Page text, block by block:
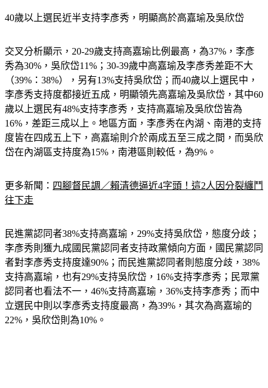
40歲以上選民近半支持李彥秀，明顯高於高嘉瑜及吳欣岱
交叉分析顯示，20-29歲支持高嘉瑜比例最高，為37%，李彥
秀為30%，吳欣岱11%；30-39歲中高嘉瑜及李彥秀差距不大
（39%：38%），另有13%支持吳欣岱；而40歲以上選民中，
李彥秀支持度都接近五成，明顯領先高嘉瑜及吳欣岱，其中60
歲以上選民有48%支持李彥秀，支持高嘉瑜及吳欣岱皆為
16%，差距三成以上。地區方面，李彥秀在內湖、南港的支持
度皆在四成五上下，高嘉瑜則介於兩成五至三成之間，而吳欣
岱在內湖區支持度為15%，南港區則較低，為9%。
更多新聞： 四腳督民調／賴清德逼近4字頭！這2人因分裂纏鬥
往下走
民進黨認同者38%支持高嘉瑜，29%支持吳欣岱，態度分歧；
李彥秀則獲九成國民黨認同者支持政黨傾向方面，國民黨認同
者對李彥秀支持度達90%；而民進黨認同者則態度分歧，38%
支持高嘉瑜，也有29%支持吳欣岱，16%支持李彥秀；民眾黨
認同者也看法不一，46%支持高嘉瑜，36%支持李彥秀；而中
立選民中則以李彥秀支持度最高，為39%，其次為高嘉瑜的
22%，吳欣岱則為10%。